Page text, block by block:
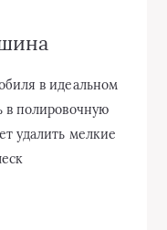
в идеальном
в полировочную
удалить мелкие